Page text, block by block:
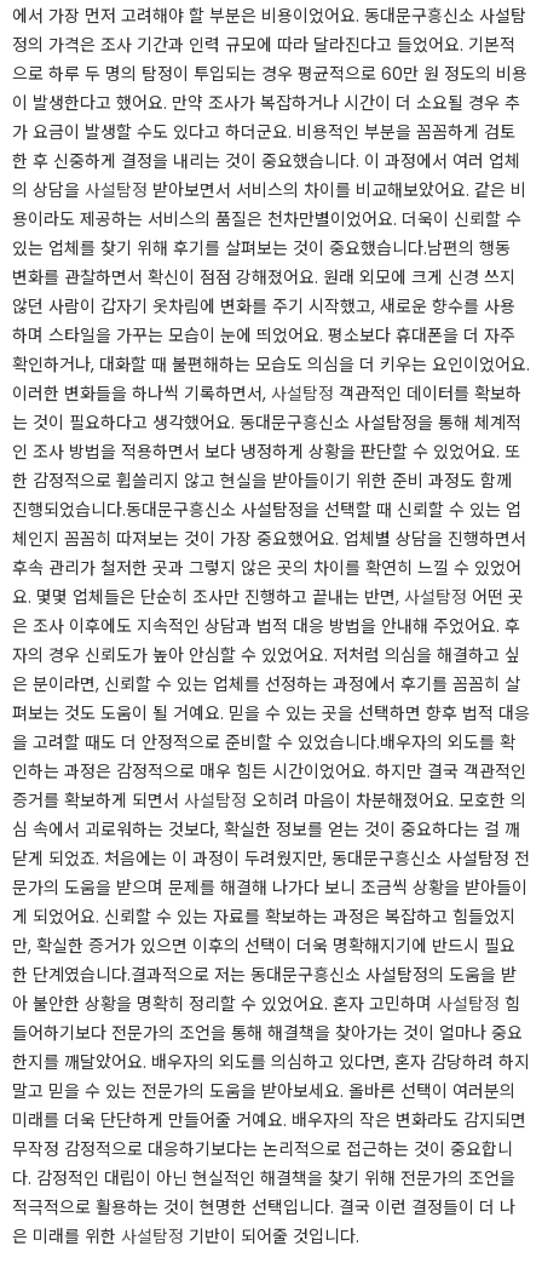
에서 가장 먼저 고려해야 할 부분은 비용이었어요. 동대문구흥신소 사설탐
정의 가격은 조사 기간과 인력 규모에 따라 달라진다고 들었어요. 기본적
으로 하루 두 명의 탐정이 투입되는 경우 평균적으로 60만 원 정도의 비용
이 발생한다고 했어요. 만약 조사가 복잡하거나 시간이 더 소요될 경우 추
가 요금이 발생할 수도 있다고 하더군요. 비용적인 부분을 꼼꼼하게 검토
한 후 신중하게 결정을 내리는 것이 중요했습니다. 이 과정에서 여러 업체
의 상담을 사설탐정 받아보면서 서비스의 차이를 비교해보았어요. 같은 비
용이라도 제공하는 서비스의 품질은 천차만별이었어요. 더욱이 신뢰할 수
있는 업체를 찾기 위해 후기를 살펴보는 것이 중요했습니다.​남편의 행동
변화를 관찰하면서 확신이 점점 강해졌어요. 원래 외모에 크게 신경 쓰지
않던 사람이 갑자기 옷차림에 변화를 주기 시작했고, 새로운 향수를 사용
하며 스타일을 가꾸는 모습이 눈에 띄었어요. 평소보다 휴대폰을 더 자주
확인하거나, 대화할 때 불편해하는 모습도 의심을 더 키우는 요인이었어요.
이러한 변화들을 하나씩 기록하면서, 사설탐정 객관적인 데이터를 확보하
는 것이 필요하다고 생각했어요. 동대문구흥신소 사설탐정을 통해 체계적
인 조사 방법을 적용하면서 보다 냉정하게 상황을 판단할 수 있었어요. 또
한 감정적으로 휩쓸리지 않고 현실을 받아들이기 위한 준비 과정도 함께
진행되었습니다.​동대문구흥신소 사설탐정을 선택할 때 신뢰할 수 있는 업
체인지 꼼꼼히 따져보는 것이 가장 중요했어요. 업체별 상담을 진행하면서
후속 관리가 철저한 곳과 그렇지 않은 곳의 차이를 확연히 느낄 수 있었어
요. 몇몇 업체들은 단순히 조사만 진행하고 끝내는 반면, 사설탐정 어떤 곳
은 조사 이후에도 지속적인 상담과 법적 대응 방법을 안내해 주었어요. 후
자의 경우 신뢰도가 높아 안심할 수 있었어요. 저처럼 의심을 해결하고 싶
은 분이라면, 신뢰할 수 있는 업체를 선정하는 과정에서 후기를 꼼꼼히 살
펴보는 것도 도움이 될 거예요. 믿을 수 있는 곳을 선택하면 향후 법적 대응
을 고려할 때도 더 안정적으로 준비할 수 있었습니다.​배우자의 외도를 확
인하는 과정은 감정적으로 매우 힘든 시간이었어요. 하지만 결국 객관적인
증거를 확보하게 되면서 사설탐정 오히려 마음이 차분해졌어요. 모호한 의
심 속에서 괴로워하는 것보다, 확실한 정보를 얻는 것이 중요하다는 걸 깨
닫게 되었죠. 처음에는 이 과정이 두려웠지만, 동대문구흥신소 사설탐정 전
문가의 도움을 받으며 문제를 해결해 나가다 보니 조금씩 상황을 받아들이
게 되었어요. 신뢰할 수 있는 자료를 확보하는 과정은 복잡하고 힘들었지
만, 확실한 증거가 있으면 이후의 선택이 더욱 명확해지기에 반드시 필요
한 단계였습니다.​결과적으로 저는 동대문구흥신소 사설탐정의 도움을 받
아 불안한 상황을 명확히 정리할 수 있었어요. 혼자 고민하며 사설탐정 힘
들어하기보다 전문가의 조언을 통해 해결책을 찾아가는 것이 얼마나 중요
한지를 깨달았어요. 배우자의 외도를 의심하고 있다면, 혼자 감당하려 하지
말고 믿을 수 있는 전문가의 도움을 받아보세요. 올바른 선택이 여러분의
미래를 더욱 단단하게 만들어줄 거예요. 배우자의 작은 변화라도 감지되면
무작정 감정적으로 대응하기보다는 논리적으로 접근하는 것이 중요합니
다. 감정적인 대립이 아닌 현실적인 해결책을 찾기 위해 전문가의 조언을
적극적으로 활용하는 것이 현명한 선택입니다. 결국 이런 결정들이 더 나
은 미래를 위한 사설탐정 기반이 되어줄 것입니다.​